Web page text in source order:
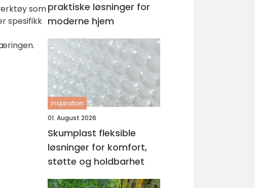
som
spesifikk
praktiske løsninger for
moderne hjem
inspiration
01. August 2026
Skumplast fleksible
løsninger for komfort,
støtte og holdbarhet